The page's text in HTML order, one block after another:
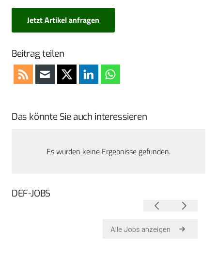
Jetzt Artikel anfragen
Beitrag teilen
Das könnte Sie auch interessieren
Es wurden keine Ergebnisse gefunden.
DEF-JOBS